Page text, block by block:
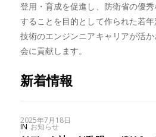
登用・育成を促進し、防衛省の優
することを目的として作られた若
技術のエンジンニアキャリアが活
会に貢献します。
新着情報
2025年7月18日
IN お知らせ